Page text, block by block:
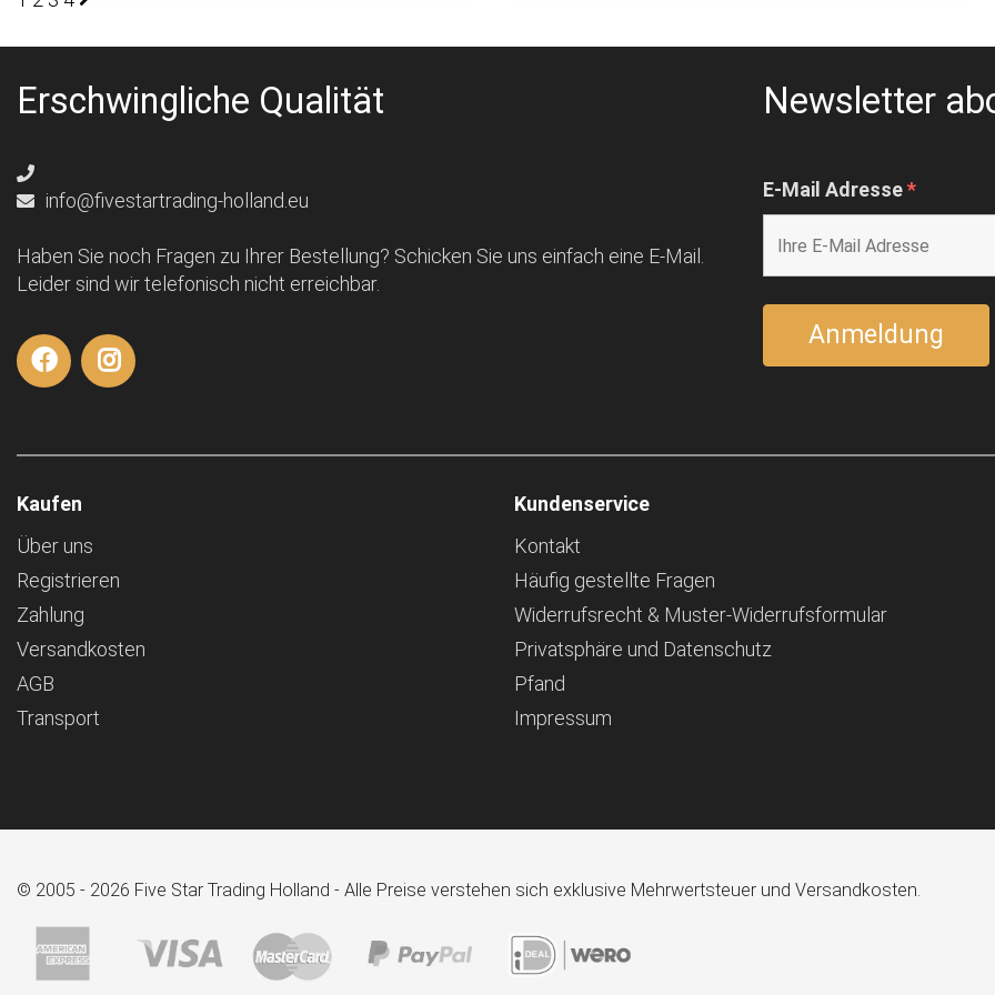
der
Beiträge
Erschwingliche Qualität
info@fivestartrading-holland.eu
Haben Sie noch Fragen zu Ihrer Bestellung? Schicken Sie uns einfach eine E-Mail.
Leider sind wir telefonisch nicht erreichbar.
Newsletter
E-Mail Adresse*
Kaufen
Über uns
Registrieren
Zahlung
Versandkosten
AGB
Transport
Kundenservice
Kontakt
Häufig gestellte Fragen
Widerrufsrecht & Muster-Widerrufsformular
Privatsphäre und Datenschutz
Pfand
Impressum
© 2005 - 2026 Five Star Trading Holland - Alle Preise verstehen sich exklusive Mehrwertsteuer und Versandkosten.